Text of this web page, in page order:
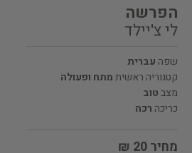
הפרשה
לי צ'יילד
שפה עברית
קטגוריה ראשיתמתח ופעולה
מצבטוב
כריכה רכה
מחיר 20 ₪